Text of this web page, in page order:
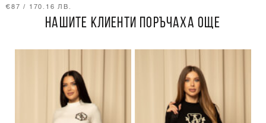
€87 / 170.16 ЛВ.
НАШИТЕ КЛИЕНТИ ПОРЪЧАХА ОЩЕ